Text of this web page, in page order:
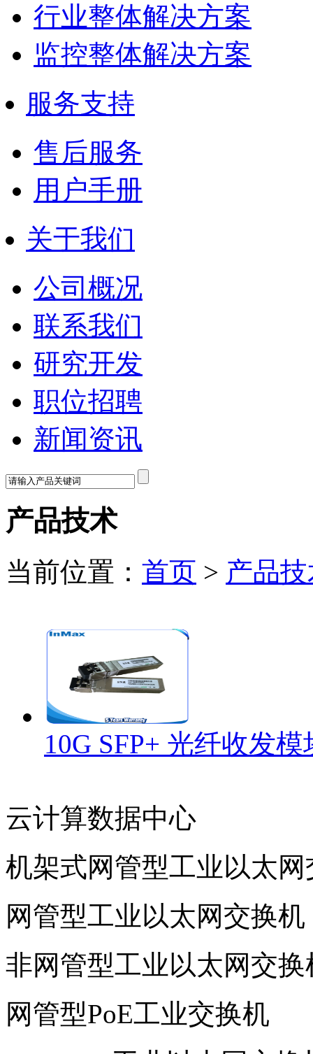
行业整体解决方案
监控整体解决方案
服务支持
售后服务
用户手册
关于我们
公司概况
联系我们
研究开发
职位招聘
新闻资讯
产品技术
当前位置： 首页 > 产品
10G SFP+ 光纤收发模
云计算数据中心
机架式网管型工业以太网
网管型工业以太网交换机
非网管型工业以太网交换
网管型PoE工业交换机